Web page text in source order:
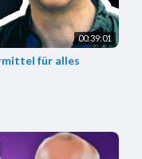
00:39:01
für alles